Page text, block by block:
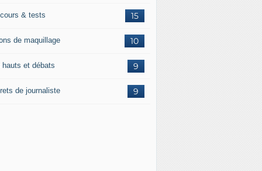
15
& tests
10
de maquillage
9
hauts et débats
9
de journaliste